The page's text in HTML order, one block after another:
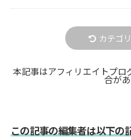
カテゴ
本記事はアフィリエイトプロ
合が
この記事の編集者は以下の